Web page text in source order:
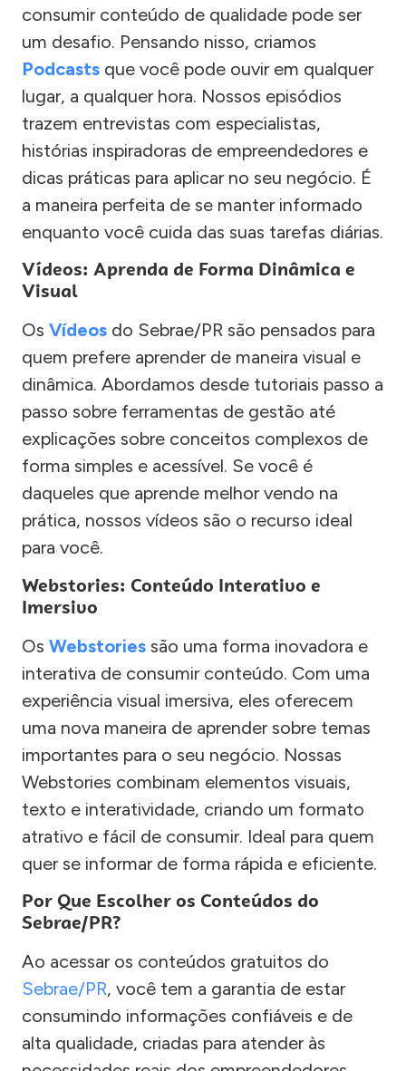
consumir conteúdo de qualidade pode ser
um desafio. Pensando nisso, criamos
Podcasts que você pode ouvir em qualquer
lugar, a qualquer hora. Nossos episódios
trazem entrevistas com especialistas,
histórias inspiradoras de empreendedores e
dicas práticas para aplicar no seu negócio. É
a maneira perfeita de se manter informado
enquanto você cuida das suas tarefas diárias.
Vídeos: Aprenda de Forma Dinâmica e
Visual
Os Vídeos do Sebrae/PR são pensados para
quem prefere aprender de maneira visual e
dinâmica. Abordamos desde tutoriais passo a
passo sobre ferramentas de gestão até
explicações sobre conceitos complexos de
forma simples e acessível. Se você é
daqueles que aprende melhor vendo na
prática, nossos vídeos são o recurso ideal
para você.
Webstories: Conteúdo Interativo e
Imersivo
Os Webstories são uma forma inovadora e
interativa de consumir conteúdo. Com uma
experiência visual imersiva, eles oferecem
uma nova maneira de aprender sobre temas
importantes para o seu negócio. Nossas
Webstories combinam elementos visuais,
texto e interatividade, criando um formato
atrativo e fácil de consumir. Ideal para quem
quer se informar de forma rápida e eficiente.
Por Que Escolher os Conteúdos do
Sebrae/PR?
Ao acessar os conteúdos gratuitos do
Sebrae/PR, você tem a garantia de estar
consumindo informações confiáveis e de
alta qualidade, criadas para atender às